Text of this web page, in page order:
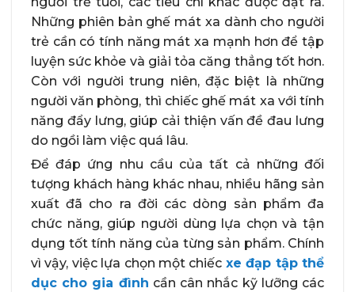
Những phiên bản ghế mát xa dành cho người
trẻ cần có tính năng mát xa mạnh hơn để tập
luyện sức khỏe và giải tỏa căng thẳng tốt hơn.
Còn với người trung niên, đặc biệt là những
người văn phòng, thì chiếc ghế mát xa với tính
năng đẩy lưng, giúp cải thiện vấn đề đau lưng
do ngồi làm việc quá lâu.
Để đáp ứng nhu cầu của tất cả những đối
tượng khách hàng khác nhau, nhiều hãng sản
xuất đã cho ra đời các dòng sản phẩm đa
chức năng, giúp người dùng lựa chọn và tận
dụng tốt tính năng của từng sản phẩm. Chính
vì vậy, việc lựa chọn một chiếc xe đạp tập thể
dục cho gia đình cần cân nhắc kỹ lưỡng các